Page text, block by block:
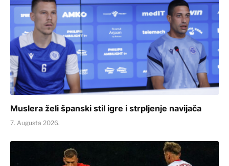
Muslera želi španski stil igre i strpljenje navijača
7. Augusta 2026.